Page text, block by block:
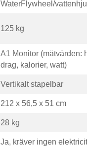
WaterFlywheel/vattenhjul
125 kg
A1 Monitor (mätvärden:
drag, kalorier, watt)
Vertikalt stapelbar
212 x 56,5 x 51 cm
28 kg
Ja, kräver ingen